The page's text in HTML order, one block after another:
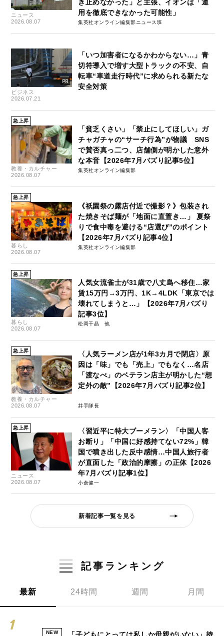
ニュース
2026.08.07
き止めなかった」と主張、イオンは「運
用を徹底できなかった可能性」
集英社オンライン編集部ニュース班
ビジネス
2026.07.21
「いつ加害者になるかわからない…」青
切符導入で増す大型トラックの不安、自
転車“車道走行時代”に求められる新たな
安全対策
急上昇
教養・カルチャー
2026.08.07
「貧乏くさい」「禁止にしてほしい」ガ
チャガチャの“サーチ行為”が物議 SNS
で賛否真っ二つ、店舗側が明かした意外
な本音【2026年7月バズり記事5位】
集英社オンライン編集部
急上昇
暮らし
2026.08.07
《祇園祭の露店付近で撮影？》包装され
た焼きそば麺が「地面に直置き…」 夏祭
りで食中毒を避ける“店選び”のポイント
【2026年7月バズり記事4位】
集英社オンライン編集部
急上昇
暮らし
2026.08.07
人気女流雀士が31歳で八丈島へ移住…家
賃15万円→3万円、1K→4LDK「東京では
壊れてしまうと…」【2026年7月バズり
記事3位】
松岡千晶
急上昇
教養・カルチャー
2026.08.07
〈人気ラーメン店が1年3カ月で閉店〉原
因は「味」でも「売上」でもなく…名店
「渡なべ」のベテラン店主が明かした“想
定外の敵”【2026年7月バズり記事2位】
井手隊長
急上昇
ニュース
2026.08.07
〈習近平に特大ブーメラン〉「中国人客
お断り」「中国に好感持てない72%」韓
国で噴き出した反中感情…中国人旅行者
が直面した「政治的摩擦」の正体【2026
年7月バズり記事1位】
小倉健一
新着記事一覧を見る
記事ランキング
最新 24時間 週間 月間
NEW